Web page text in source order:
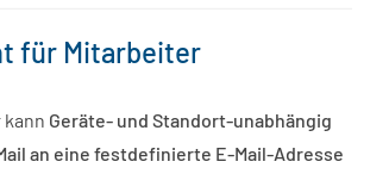
für Mitarbeiter
Geräte- und Standort-unabhängig
an eine festdefinierte E-Mail-Adresse